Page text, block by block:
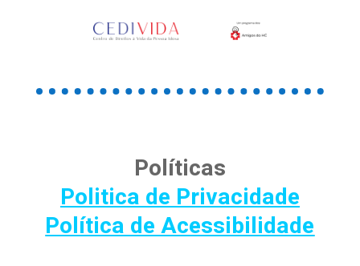
Políticas
Politica de Privacidade
Política de Acessibilidade